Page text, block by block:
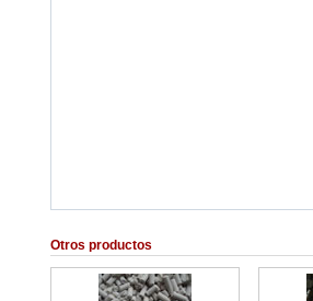
Otros productos